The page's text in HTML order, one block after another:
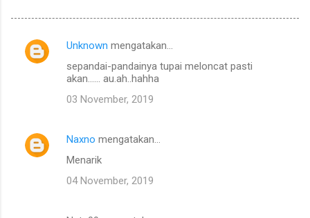
K
t
Unknown mengatakan…
sepandai-pandainya tupai meloncat pasti
akan...... au.ah..hahha
03 November, 2019
Naxno mengatakan…
Menarik
04 November, 2019